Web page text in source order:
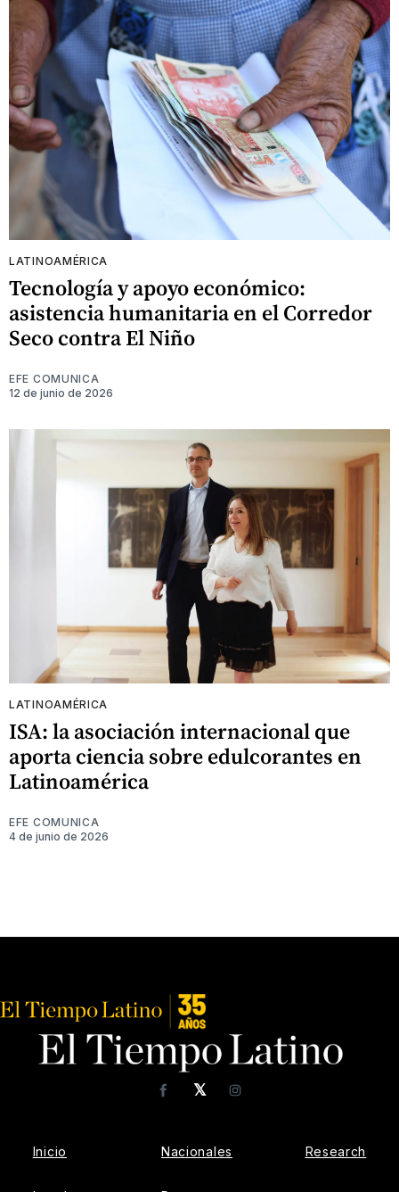
LATINOAMÉRICA
Tecnología y apoyo económico:
asistencia humanitaria en el Corredor
Seco contra El Niño
EFE COMUNICA
12 de junio de 2026
LATINOAMÉRICA
ISA: la asociación internacional que
aporta ciencia sobre edulcorantes en
Latinoamérica
EFE COMUNICA
4 de junio de 2026
𝕏
FacebookInstagram
Inicio Nacionales Research